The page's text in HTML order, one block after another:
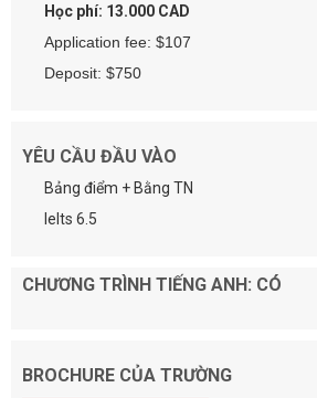
Học phí: 13.000 CAD
Application fee: $107
Deposit: $750
YÊU CẦU ĐẦU VÀO
Bảng điểm + Bằng TN
Ielts 6.5
CHƯƠNG TRÌNH TIẾNG ANH: CÓ
BROCHURE CỦA TRƯỜNG